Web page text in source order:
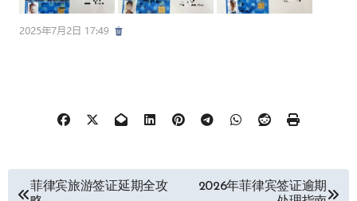
菲律宾旅游签证延期全攻
2026年菲律宾签证逾期